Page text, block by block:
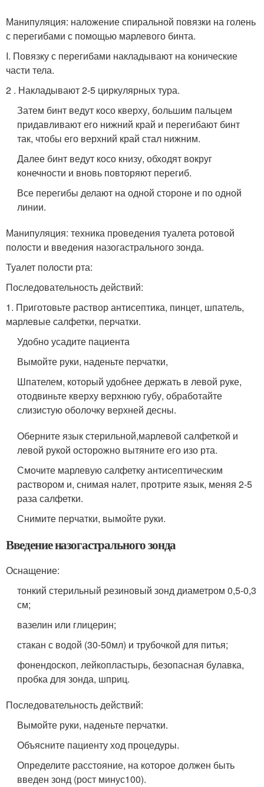
Манипуляция: наложение спиральной повязки на голень
с перегибами с помощью марлевого бинта.
I. Повязку с перегибами накладывают на конические
части тела.
2 . Накладывают 2-5 циркулярных тура.
Затем бинт ведут косо кверху, большим пальцем
придавливают его нижний край и перегибают бинт
так, чтобы его верхний край стал нижним.
Далее бинт ведут косо книзу, обходят вокруг
конечности и вновь повторяют перегиб.
Все перегибы делают на одной стороне и по одной
линии.
Манипуляция: техника проведения туалета ротовой
полости и введения назогастрального зонда.
Туалет полости рта:
Последовательность действий:
1. Приготовьте раствор антисептика, пинцет, шпатель,
марлевые салфетки, перчатки.
Удобно усадите пациента
Вымойте руки, наденьте перчатки,
Шпателем, который удобнее держать в левой руке,
отодвиньте кверху верхнюю губу, обработайте
слизистую оболочку верхней десны.
Оберните язык стерильной,марлевой салфеткой и
левой рукой осторожно вытяните его изо рта.
Смочите марлевую салфетку антисептическим
раствором и, снимая налет, протрите язык, меняя 2-5
раза салфетки.
Снимите перчатки, вымойте руки.
Введение назогастрального зонда
Оснащение:
тонкий стерильный резиновый зонд диаметром 0,5-0,3
см;
вазелин или глицерин;
стакан с водой (30-50мл) и трубочкой для питья;
фонендоскоп, лейкопластырь, безопасная булавка,
пробка для зонда, шприц.
Последовательность действий:
Вымойте руки, наденьте перчатки.
Объясните пациенту ход процедуры.
Определите расстояние, на которое должен быть
введен зонд (рост минус100).